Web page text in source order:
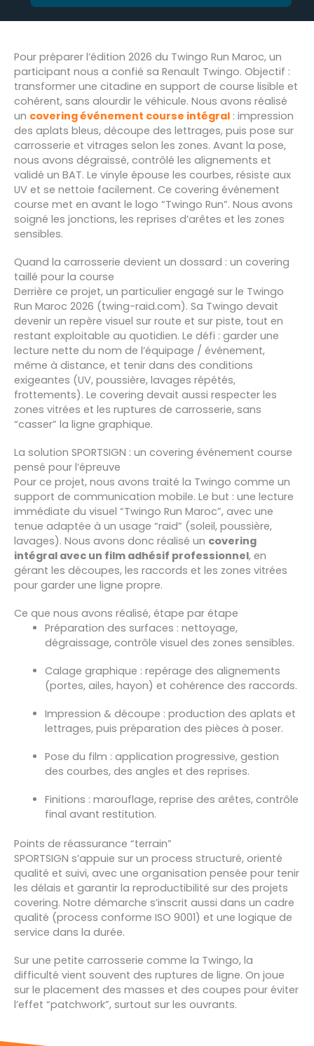
Pour préparer l’édition 2026 du Twingo Run Maroc, un
participant nous a confié sa Renault Twingo. Objectif :
transformer une citadine en support de course lisible et
cohérent, sans alourdir le véhicule. Nous avons réalisé
un covering événement course intégral : impression
des aplats bleus, découpe des lettrages, puis pose sur
carrosserie et vitrages selon les zones. Avant la pose,
nous avons dégraissé, contrôlé les alignements et
validé un BAT. Le vinyle épouse les courbes, résiste aux
UV et se nettoie facilement. Ce covering événement
course met en avant le logo “Twingo Run”. Nous avons
soigné les jonctions, les reprises d’arêtes et les zones
sensibles.
Quand la carrosserie devient un dossard : un covering
taillé pour la course
Derrière ce projet, un particulier engagé sur le Twingo
Run Maroc 2026 (twing-raid.com). Sa Twingo devait
devenir un repère visuel sur route et sur piste, tout en
restant exploitable au quotidien. Le défi : garder une
lecture nette du nom de l’équipage / événement,
même à distance, et tenir dans des conditions
exigeantes (UV, poussière, lavages répétés,
frottements). Le covering devait aussi respecter les
zones vitrées et les ruptures de carrosserie, sans
“casser” la ligne graphique.
La solution SPORTSIGN : un covering événement course
pensé pour l’épreuve
Pour ce projet, nous avons traité la Twingo comme un
support de communication mobile. Le but : une lecture
immédiate du visuel “Twingo Run Maroc”, avec une
tenue adaptée à un usage “raid” (soleil, poussière,
lavages). Nous avons donc réalisé un covering
intégral avec un film adhésif professionnel, en
gérant les découpes, les raccords et les zones vitrées
pour garder une ligne propre.
Ce que nous avons réalisé, étape par étape
Préparation des surfaces : nettoyage,
dégraissage, contrôle visuel des zones sensibles.
Calage graphique : repérage des alignements
(portes, ailes, hayon) et cohérence des raccords.
Impression & découpe : production des aplats et
lettrages, puis préparation des pièces à poser.
Pose du film : application progressive, gestion
des courbes, des angles et des reprises.
Finitions : marouflage, reprise des arêtes, contrôle
final avant restitution.
Points de réassurance “terrain”
SPORTSIGN s’appuie sur un process structuré, orienté
qualité et suivi, avec une organisation pensée pour tenir
les délais et garantir la reproductibilité sur des projets
covering. Notre démarche s’inscrit aussi dans un cadre
qualité (process conforme ISO 9001) et une logique de
service dans la durée.
Sur une petite carrosserie comme la Twingo, la
difficulté vient souvent des ruptures de ligne. On joue
sur le placement des masses et des coupes pour éviter
l’effet “patchwork”, surtout sur les ouvrants.